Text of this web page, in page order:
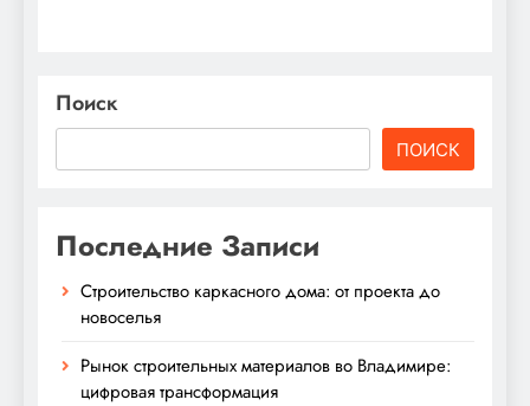
Поиск
ПОИСК
Последние Записи
Строительство каркасного дома: от проекта до
новоселья
Рынок строительных материалов во Владимире:
цифровая трансформация